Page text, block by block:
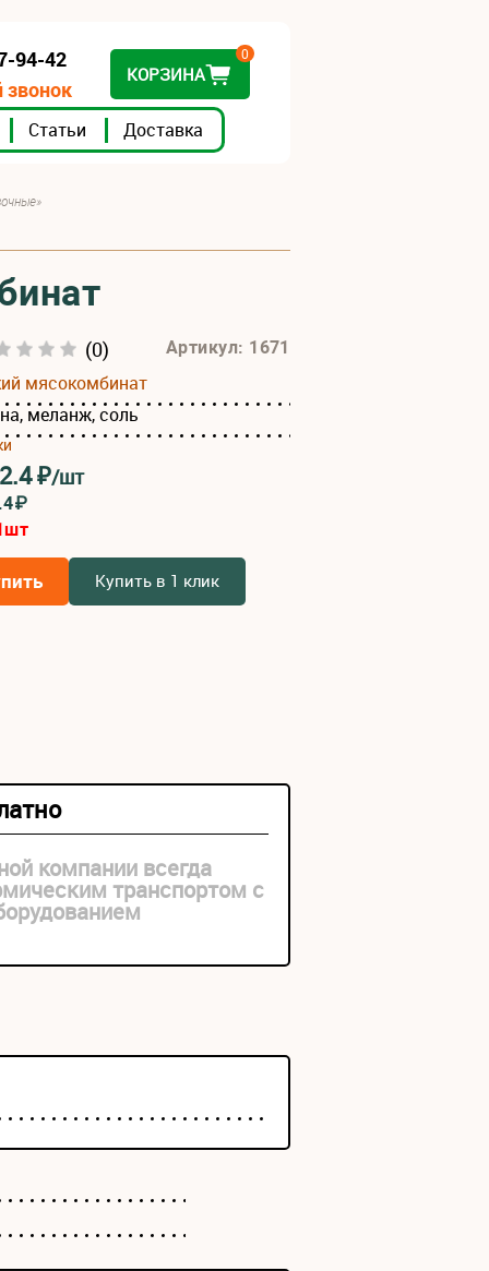
Статьи Доставка
94-42
КОРЗИНА
0
(0) Артикул: 1671
мясокомбинат
меланж, соль
₽/шт
шт
Купить в 1 клик
компании всегда
транспортом с